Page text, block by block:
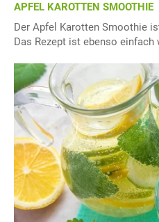
APFEL KAROTTEN SMOOTHIE
Der Apfel Karotten Smoothie
Das Rezept ist ebenso